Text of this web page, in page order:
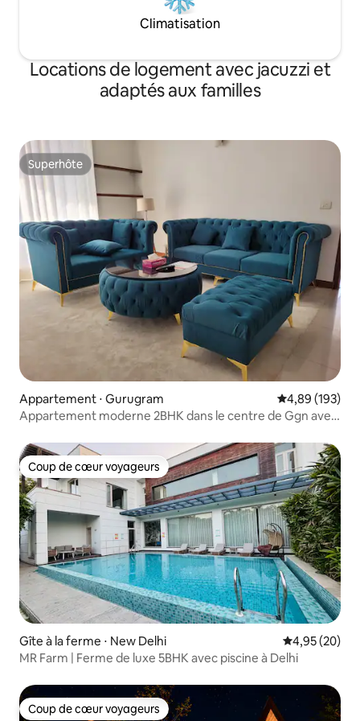
Climatisation
Locations de logement avec jacuzzi et
adaptés aux familles
Superhôte
Superhôte
Appartement ⋅ Gurugram Évaluation
4,89 (193)
Appartement moderne 2BHK dans le centre de Ggn avec
Coup de cœur voyageurs
Coup de cœur voyageurs
Gîte à la ferme ⋅ New Delhi Évaluation
4,95 (20)
MR Farm | Ferme de luxe 5BHK avec piscine à Delhi
Coup de cœur voyageurs
Coup de cœur voyageurs